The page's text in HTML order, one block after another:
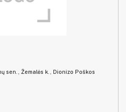
sen., Žemalės k., Dionizo Poškos